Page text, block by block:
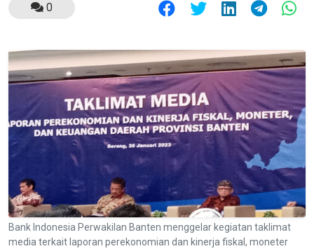
0
Bank Indonesia Perwakilan Banten menggelar kegiatan taklimat
media terkait laporan perekonomian dan kinerja fiskal, moneter